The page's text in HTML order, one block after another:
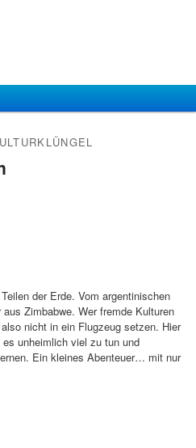
der Erde. Vom argentinischen
Zimbabwe. Wer fremde Kulturen
nicht in ein Flugzeug setzen. Hier
unheimlich viel zu tun und
Ein kleines Abenteuer… mit nur